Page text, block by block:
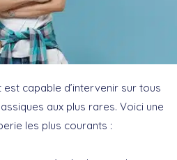
capable d’intervenir sur tous
aux plus rares. Voici une
les plus courants :